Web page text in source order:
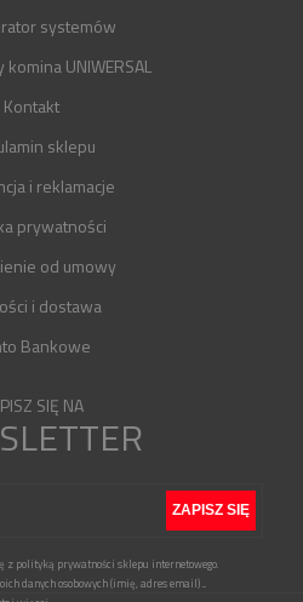
systemów
UNIWERSAL
Kontakt
sklepu
i reklamacje
prywatności
od umowy
i dostawa
Bankowe
SIĘ NA
z polityką prywatności sklepu internetowego.
danych osobowych (imię, adres email)...